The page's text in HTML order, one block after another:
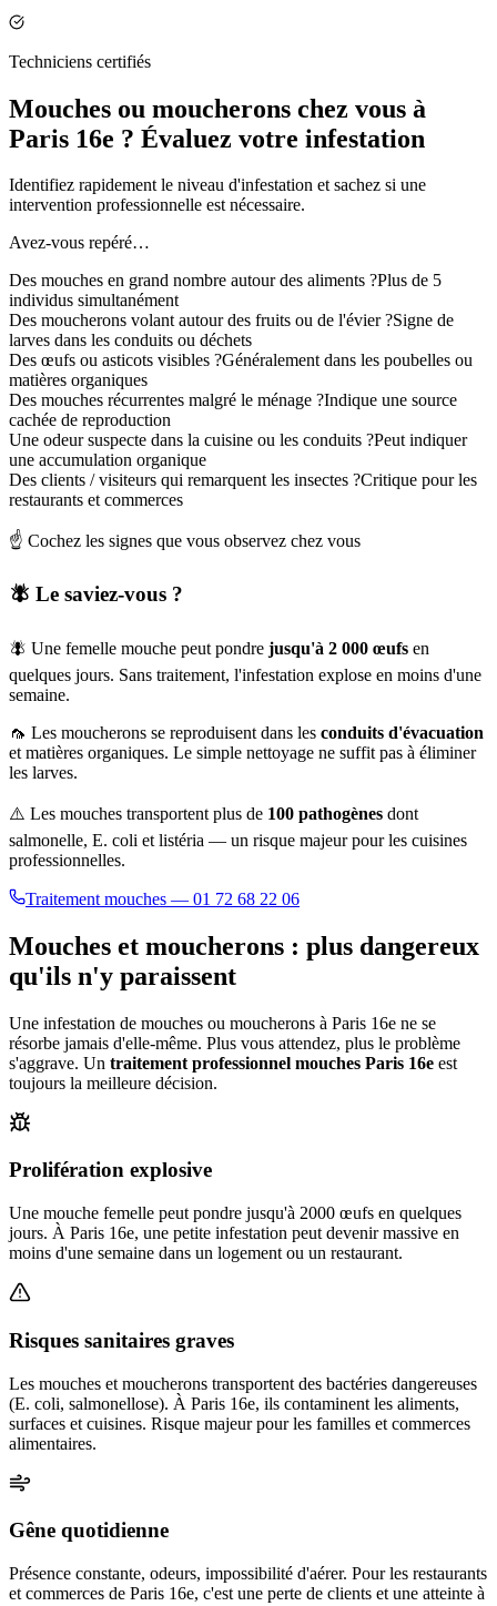
Techniciens certifiés
Mouches ou moucherons chez vous à
Paris 16e ? Évaluez votre infestation
Identifiez rapidement le niveau d'infestation et sachez si une
intervention professionnelle est nécessaire.
Avez-vous repéré…
Des mouches en grand nombre autour des aliments ?Plus de 5
individus simultanément
Des moucherons volant autour des fruits ou de l'évier ?Signe de
larves dans les conduits ou déchets
Des œufs ou asticots visibles ?Généralement dans les poubelles ou
matières organiques
Des mouches récurrentes malgré le ménage ?Indique une source
cachée de reproduction
Une odeur suspecte dans la cuisine ou les conduits ?Peut indiquer
une accumulation organique
Des clients / visiteurs qui remarquent les insectes ?Critique pour les
restaurants et commerces
☝️ Cochez les signes que vous observez chez vous
🪰 Le saviez-vous ?
🪰 Une femelle mouche peut pondre jusqu'à 2 000 œufs en
quelques jours. Sans traitement, l'infestation explose en moins d'une
semaine.
🦟 Les moucherons se reproduisent dans les conduits d'évacuation
et matières organiques. Le simple nettoyage ne suffit pas à éliminer
les larves.
⚠️ Les mouches transportent plus de 100 pathogènes dont
salmonelle, E. coli et listéria — un risque majeur pour les cuisines
professionnelles.
Traitement mouches — 01 72 68 22 06
Mouches et moucherons : plus dangereux
qu'ils n'y paraissent
Une infestation de mouches ou moucherons à Paris 16e ne se
résorbe jamais d'elle-même. Plus vous attendez, plus le problème
s'aggrave. Un traitement professionnel mouches Paris 16e est
toujours la meilleure décision.
Prolifération explosive
Une mouche femelle peut pondre jusqu'à 2000 œufs en quelques
jours. À Paris 16e, une petite infestation peut devenir massive en
moins d'une semaine dans un logement ou un restaurant.
Risques sanitaires graves
Les mouches et moucherons transportent des bactéries dangereuses
(E. coli, salmonellose). À Paris 16e, ils contaminent les aliments,
surfaces et cuisines. Risque majeur pour les familles et commerces
alimentaires.
Gêne quotidienne
Présence constante, odeurs, impossibilité d'aérer. Pour les restaurants
et commerces de Paris 16e, c'est une perte de clients et une atteinte à